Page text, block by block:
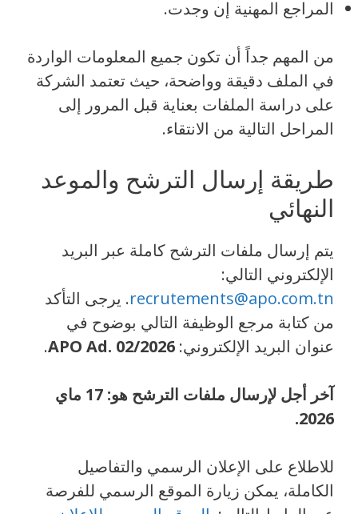
المراجع المهنية إن وجدت.
من المهم جداً أن تكون جميع المعلومات الواردة
في الملف دقيقة وواضحة، حيث تعتمد الشركة
على دراسة الملفات بعناية قبل المرور إلى
المراحل التالية من الانتقاء.
طريقة إرسال الترشح والموعد
النهائي
يتم إرسال ملفات الترشح كاملة عبر البريد
الإلكتروني التالي:
recrutements@apo.com.tn. يرجى التأكد
من كتابة مرجع الوظيفة التالي بوضوح في
عنوان البريد الإلكتروني: APO Ad. 02/2026
.
آخر أجل لإرسال ملفات الترشح هو: 17 ماي
2026.
للاطلاع على الإعلان الرسمي والتفاصيل
الكاملة، يمكن زيارة الموقع الرسمي للفرصة